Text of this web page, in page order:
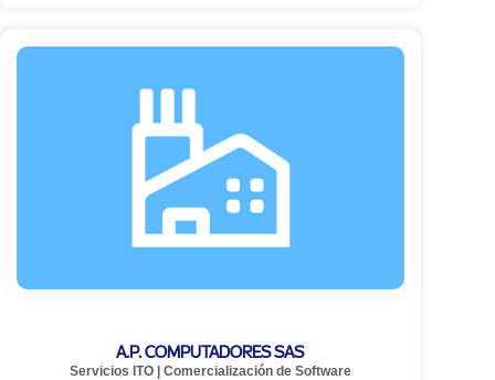
A.P. COMPUTADORES SAS
Servicios ITO| Comercialización de Software